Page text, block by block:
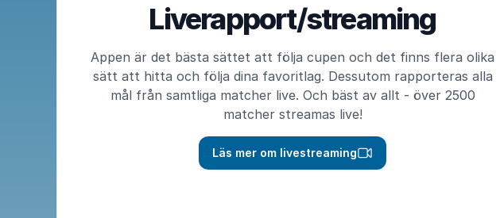
Liverapport/streaming
Appen är det bästa sättet att följa cupen och det finns flera olika
sätt att hitta och följa dina favoritlag. Dessutom rapporteras alla
mål från samtliga matcher live. Och bäst av allt - över 2500
matcher streamas live!
Läs mer om livestreaming